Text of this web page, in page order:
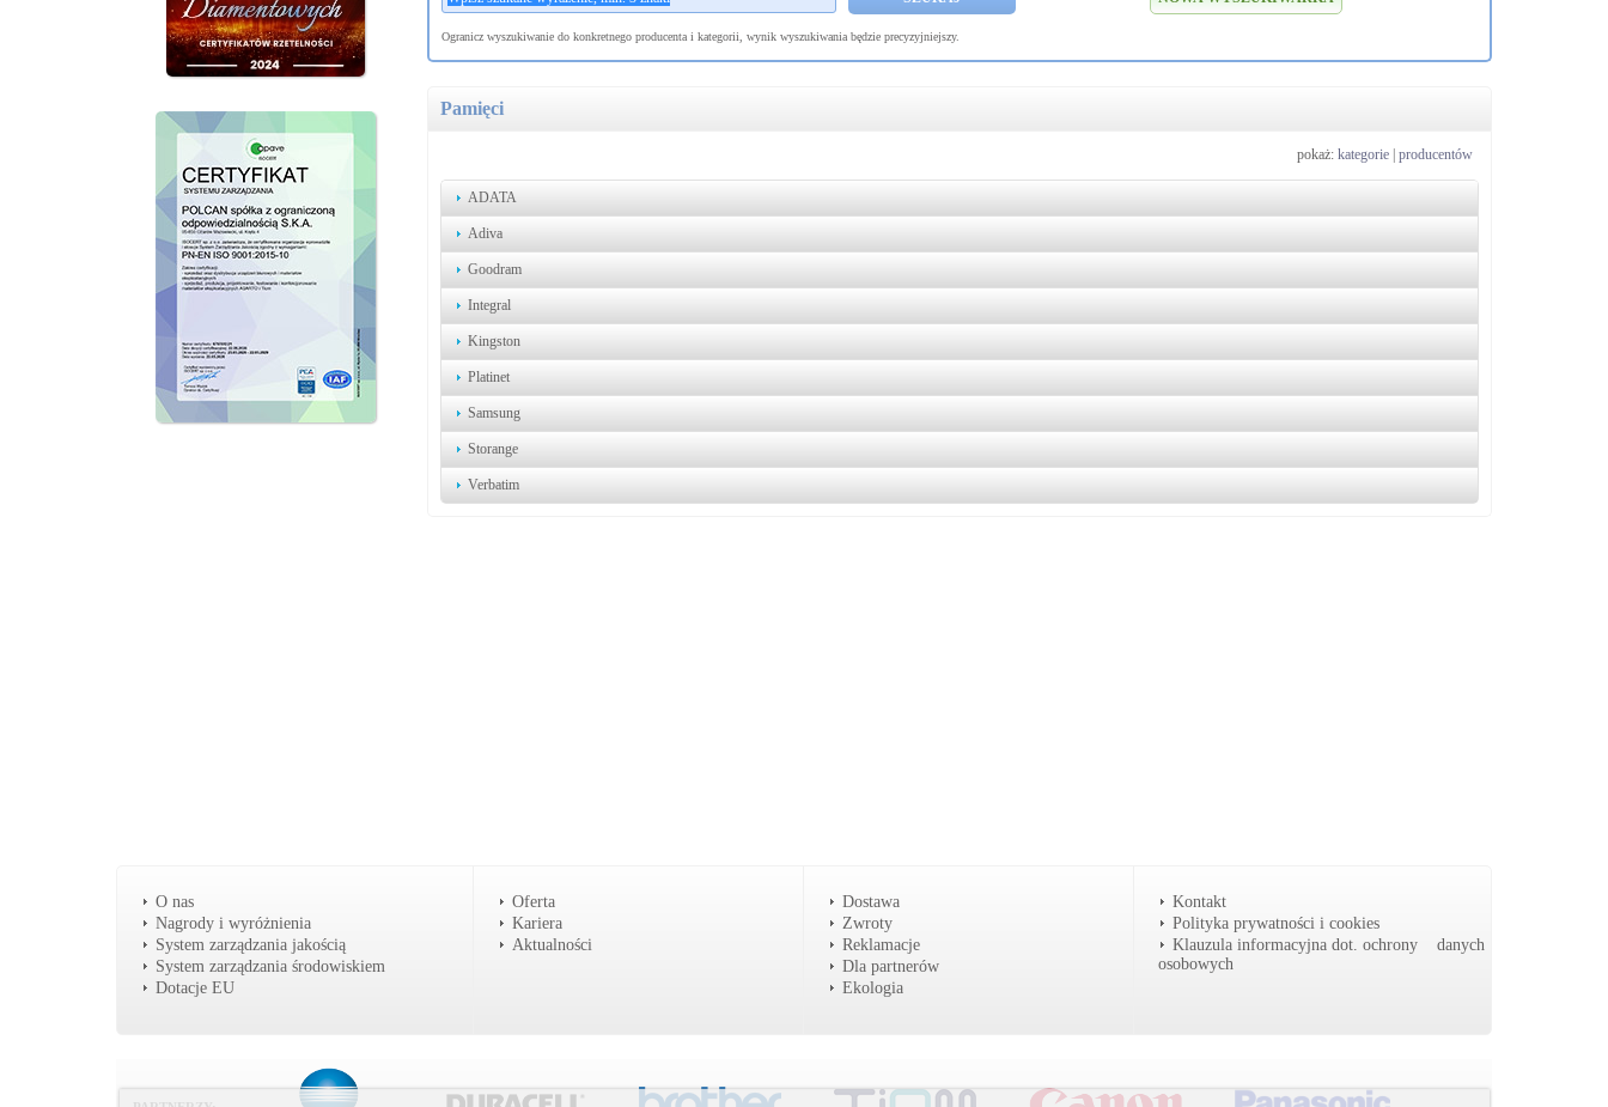
Ogranicz wyszukiwanie do konkretnego producenta i kategorii, wynik wyszukiwania będzie precyzyjniejszy.
Pamięci
pokaż: kategorie producentów
ADATA
Adiva
Goodram
Integral
Kingston
Platinet
Samsung
Storange
Verbatim
O nas
Nagrody i wyróżnienia
System zarządzania jakością
System zarządzania środowiskiem
Dotacje EU
Oferta
Kariera
Aktualności
Dostawa
Zwroty
Reklamacje
Dla partnerów
Ekologia
Kontakt
Polityka prywatności i cookies
Klauzula informacyjna dot. ochrony danych
osobowych